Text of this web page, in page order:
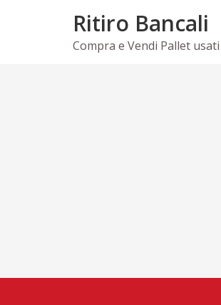
Ritiro Bancali
Compra e Vendi Pallet usati